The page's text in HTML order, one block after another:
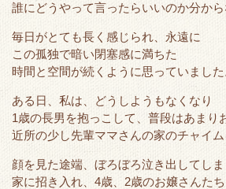
誰にどうやって言ったらいいのか分から
毎日がとても長く感じられ、永遠に
この孤独で暗い閉塞感に満ちた
時間と空間が続くように思っていました
ある日、私は、どうしようもなくなり
1歳の長男を抱っこして、普段はあまり
近所の少し先輩ママさんの家のチャイム
顔を見た途端、ぼろぼろ泣き出してし
家に招き入れ、4歳、2歳のお嬢さんた